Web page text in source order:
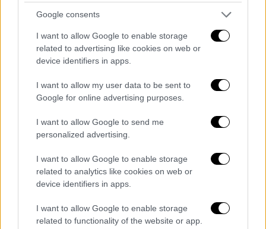
Google consents
I want to allow Google to enable storage
related to advertising like cookies on web or
device identifiers in apps.
I want to allow my user data to be sent to
Google for online advertising purposes.
I want to allow Google to send me
personalized advertising.
I want to allow Google to enable storage
related to analytics like cookies on web or
device identifiers in apps.
I want to allow Google to enable storage
related to functionality of the website or app.
Δώνης: «Λες και ήμασταν…ναρκωμένοι